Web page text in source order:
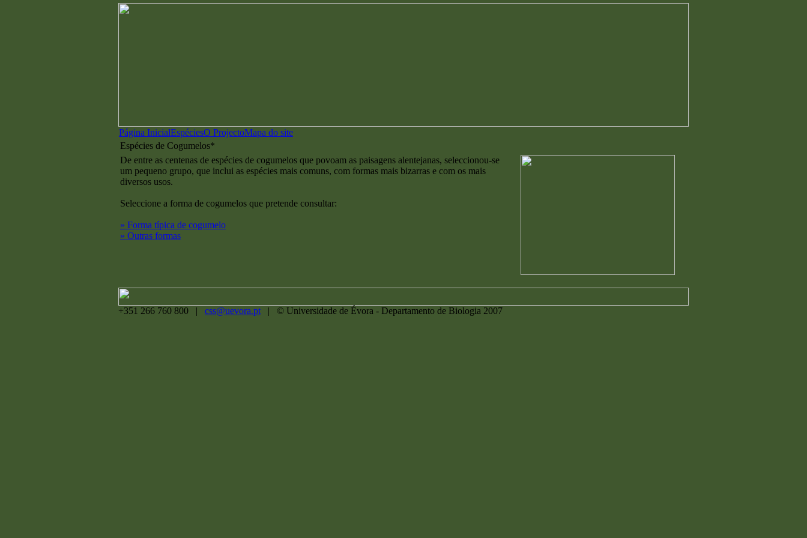
Página InicialEspéciesO ProjectoMapa do site
Espécies de Cogumelos*
De entre as centenas de espécies de cogumelos que povoam as paisagens alentejanas, seleccionou-se
um pequeno grupo, que inclui as espécies mais comuns, com formas mais bizarras e com os mais
diversos usos.
Seleccione a forma de cogumelos que pretende consultar:
» Forma típica de cogumelo
» Outras formas
+351 266 760 800 | css@uevora.pt | © Universidade de Évora - Departamento de Biologia 2007